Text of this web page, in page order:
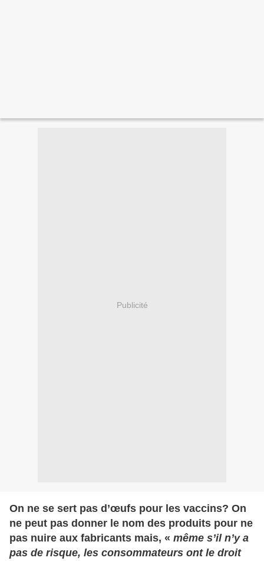
Publicité
On ne se sert pas d’œufs pour les vaccins? On
ne peut pas donner le nom des produits pour ne
pas nuire aux fabricants mais, « même s’il n’y a
pas de risque, les consommateurs ont le droit